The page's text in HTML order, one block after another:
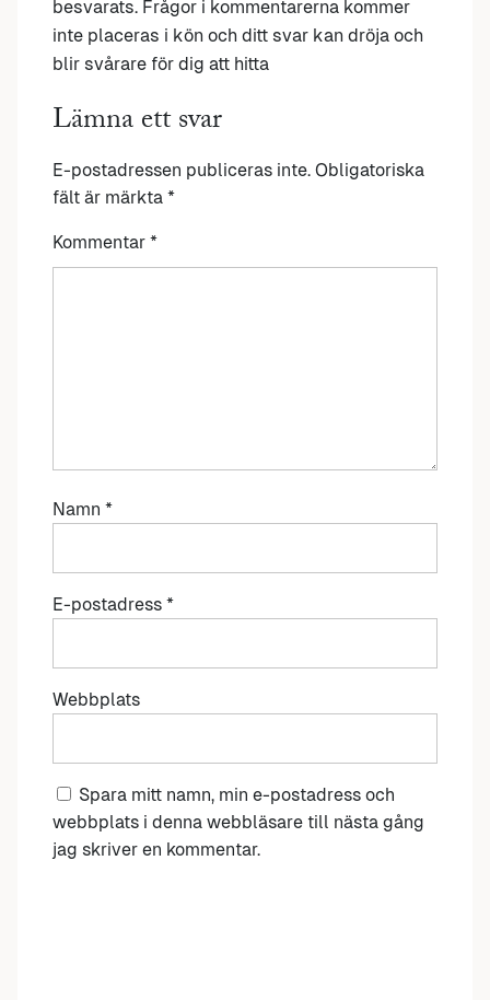
besvarats. Frågor i kommentarerna kommer
inte placeras i kön och ditt svar kan dröja och
blir svårare för dig att hitta
Lämna ett svar
E-postadressen publiceras inte. Obligatoriska
fält är märkta *
Kommentar *
Namn *
E-postadress *
Webbplats
Spara mitt namn, min e-postadress och
webbplats i denna webbläsare till nästa gång
jag skriver en kommentar.